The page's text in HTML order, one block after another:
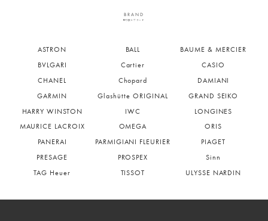
BRAND
取り扱いブランド
ASTRON BALL
BAUME & MERCIER
BVLGARI
Cartier
CASIO
CHANEL
Chopard
DAMIANI
GARMIN
Glashütte ORIGINAL
GRAND SEIKO
HARRY WINSTON
IWC
LONGINES
MAURICE LACROIX
OMEGA
ORIS
PANERAI
PARMIGIANI FLEURIER
PIAGET
PRESAGE
PROSPEX
Sinn
TAG Heuer
TISSOT ULYSSE NARDIN